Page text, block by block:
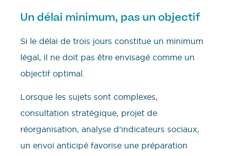
Un délai minimum, pas un objectif
Si le délai de trois jours constitue un minimum
légal, il ne doit pas être envisagé comme un
objectif optimal.
Lorsque les sujets sont complexes,
consultation stratégique, projet de
réorganisation, analyse d’indicateurs sociaux,
un envoi anticipé favorise une préparation